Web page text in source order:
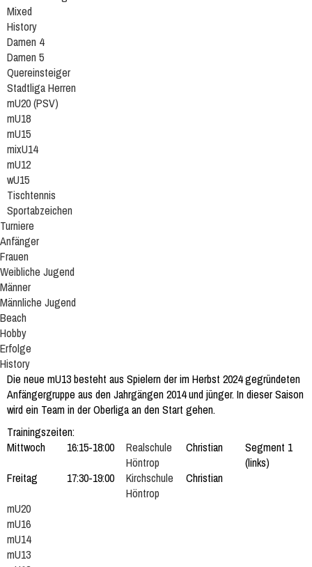
Mixed
History
Damen 4
Damen 5
Quereinsteiger
Stadtliga Herren
mU20 (PSV)
mU18
mU15
mixU14
mU12
wU15
Tischtennis
Sportabzeichen
Turniere
Anfänger
Frauen
Weibliche Jugend
Männer
Männliche Jugend
Beach
Hobby
Erfolge
History
Die neue mU13 besteht aus Spielern der im Herbst 2024 gegründeten
Anfängergruppe aus den Jahrgängen 2014 und jünger. In dieser Saison
wird ein Team in der Oberliga an den Start gehen.
Trainingszeiten:
Mittwoch
16:15-18:00
Realschule
Höntrop
Christian
Segment 1
(links)
Freitag
17:30-19:00
Kirchschule
Höntrop
Christian
mU20
mU16
mU14
mU13